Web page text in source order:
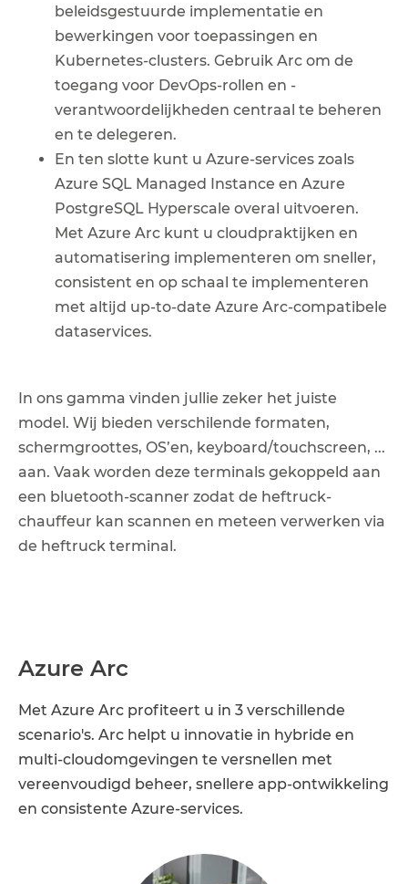
beleidsgestuurde implementatie en
bewerkingen voor toepassingen en
Kubernetes-clusters. Gebruik Arc om de
toegang voor DevOps-rollen en -
verantwoordelijkheden centraal te beheren
en te delegeren.
En ten slotte kunt u Azure-services zoals
Azure SQL Managed Instance en Azure
PostgreSQL Hyperscale overal uitvoeren.
Met Azure Arc kunt u cloudpraktijken en
automatisering implementeren om sneller,
consistent en op schaal te implementeren
met altijd up-to-date Azure Arc-compatibele
dataservices.
In ons gamma vinden jullie zeker het juiste
model. Wij bieden verschilende formaten,
schermgroottes, OS’en, keyboard/touchscreen, ...
aan. Vaak worden deze terminals gekoppeld aan
een bluetooth-scanner zodat de heftruck-
chauffeur kan scannen en meteen verwerken via
de heftruck terminal.
Azure Arc
Met Azure Arc profiteert u in 3 verschillende
scenario's. Arc helpt u innovatie in hybride en
multi-cloudomgevingen te versnellen met
vereenvoudigd beheer, snellere app-ontwikkeling
en consistente Azure-services.